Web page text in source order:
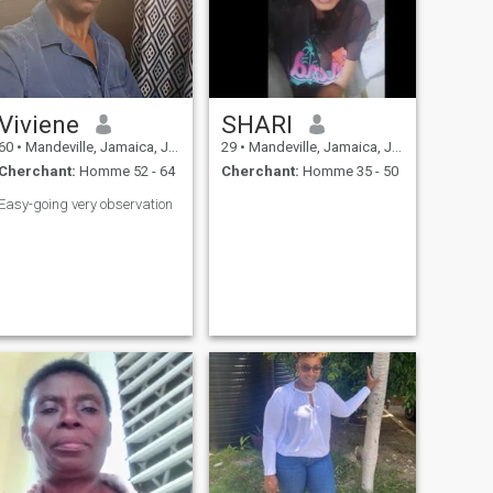
• Mandeville, Jamaica, Jamaique
Homme 52 - 64
going very observation
SHARI
29 • Mandeville, Jamaica, Jamaique
Cherchant: Homme 35 - 50